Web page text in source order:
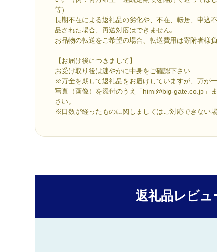
等）
長期不在による返礼品の劣化や、不在、転居、申込
品された場合、再送対応はできません。
お品物の転送をご希望の場合、転送費用は寄附者様
【お届け後につきまして】
お受け取り後は速やかに中身をご確認下さい
※万全を期して返礼品をお届けしていますが、万が
写真（画像）を添付のうえ「himi@big-gate.co.jp」
さい。
※日数が経ったものに関しましてはご対応できない
返礼品レビュ